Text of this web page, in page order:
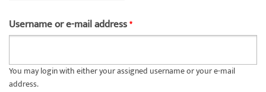
Username or e-mail address*
You may login with either your assigned username or your e-mail
address.